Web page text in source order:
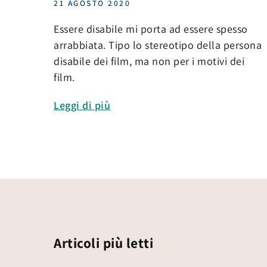
21 AGOSTO 2020
Essere disabile mi porta ad essere spesso
arrabbiata. Tipo lo stereotipo della persona
disabile dei film, ma non per i motivi dei
film.
Leggi di più
Articoli più letti